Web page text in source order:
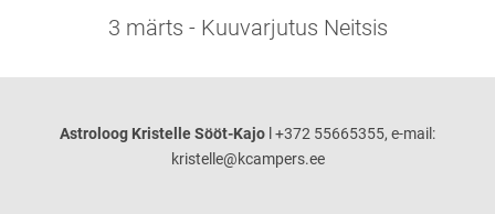
3 märts - Kuuvarjutus Neitsis
Astroloog Kristelle Sööt-Kajo l +372 55665355, e-mail:
kristelle@kcampers.ee